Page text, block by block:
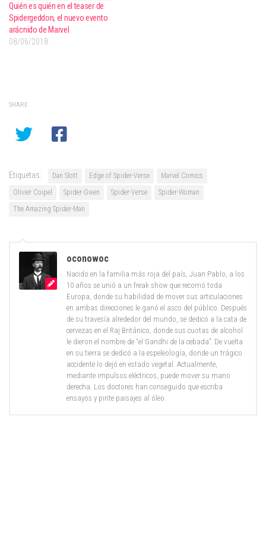
Quién es quién en el teaser de
Spidergeddon, el nuevo evento
arácnido de Marvel
08/06/2018
SHARE
Etiquetas: Dan Slott Edge of Spider-Verse
Marvel Comics
Olivier Coipel
Spider-Gwen Spider-Verse
Spider-Woman
The Amazing Spider-Man
oconowoc
Nacido en la familia más roja del país, Juan Pablo, a los
10 años se unió a un freak show que recorrió toda
Europa, donde su habilidad de mover sus articulaciones
en ambas direcciones le ganó el asco del público. Después
de su travesía alrededor del mundo, se dedicó a la cata de
cervezas en el Raj Británico, donde sus cuotas de alcohol
le dieron el nombre de “el Gandhi de la cebada”. De vuelta
en su tierra se dedicó a la espeleología, donde un trágico
accidente lo dejó en estado vegetal. Actualmente,
mediante impulsos eléctricos, puede mover su mano
derecha. Los doctores han conseguido que escriba
ensayos y pinte paisajes al óleo.